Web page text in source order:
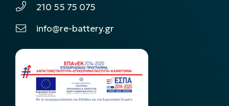
210 55 75 075
info@re-battery.gr